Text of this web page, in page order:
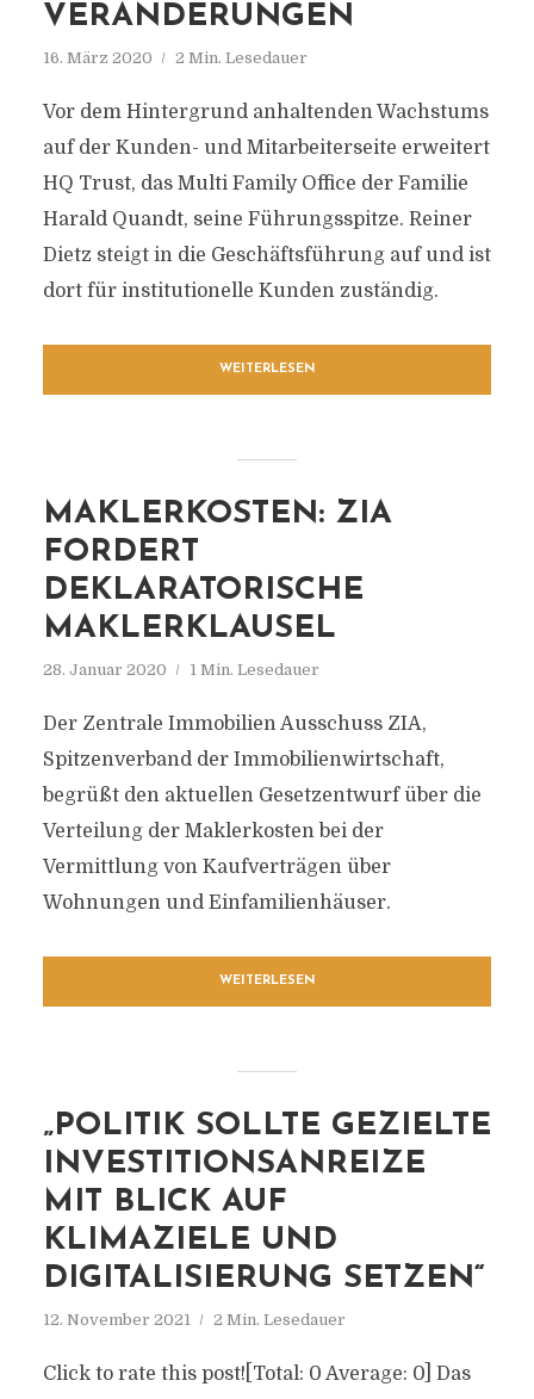
VERÄNDERUNGEN
16. März 2020 2 Min. Lesedauer
Vor dem Hintergrund anhaltenden Wachstums
auf der Kunden- und Mitarbeiterseite erweitert
HQ Trust, das Multi Family Office der Familie
Harald Quandt, seine Führungsspitze. Reiner
Dietz steigt in die Geschäftsführung auf und ist
dort für institutionelle Kunden zuständig.
WEITERLESEN
MAKLERKOSTEN: ZIA
FORDERT
DEKLARATORISCHE
MAKLERKLAUSEL
28. Januar 2020 1 Min. Lesedauer
Der Zentrale Immobilien Ausschuss ZIA,
Spitzenverband der Immobilienwirtschaft,
begrüßt den aktuellen Gesetzentwurf über die
Verteilung der Maklerkosten bei der
Vermittlung von Kaufverträgen über
Wohnungen und Einfamilienhäuser.
WEITERLESEN
„POLITIK SOLLTE GEZIELTE
INVESTITIONSANREIZE
MIT BLICK AUF
KLIMAZIELE UND
DIGITALISIERUNG SETZEN“
12. November 2021 2 Min. Lesedauer
Click to rate this post![Total: 0 Average: 0] Das